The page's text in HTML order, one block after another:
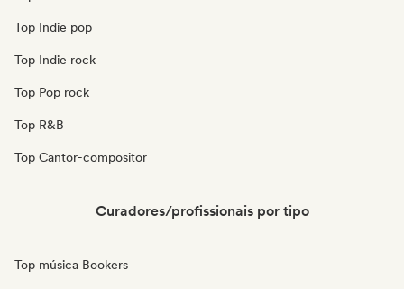
Top Indie pop
Top Indie rock
Top Pop rock
Top R&B
Top Cantor-compositor
Curadores/profissionais por tipo
Top música Bookers